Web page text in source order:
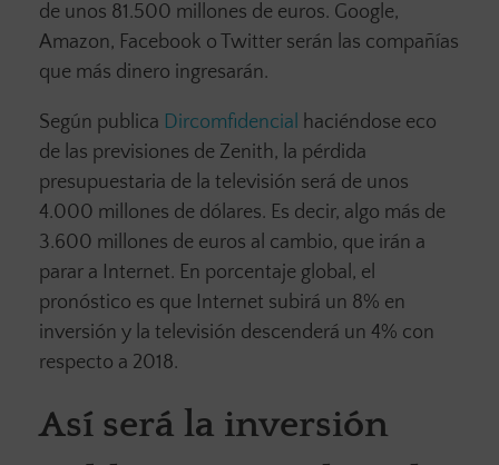
de unos 81.500 millones de euros. Google,
Amazon, Facebook o Twitter serán las compañías
que más dinero ingresarán.
Según publica Dircomfidencial haciéndose eco
de las previsiones de Zenith, la pérdida
presupuestaria de la televisión será de unos
4.000 millones de dólares. Es decir, algo más de
3.600 millones de euros al cambio, que irán a
parar a Internet. En porcentaje global, el
pronóstico es que Internet subirá un 8% en
inversión y la televisión descenderá un 4% con
respecto a 2018.
Así será la inversión